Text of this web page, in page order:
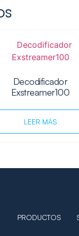
Decodificador
Exstreamer100
LEER MÁS
PRODUCTOS